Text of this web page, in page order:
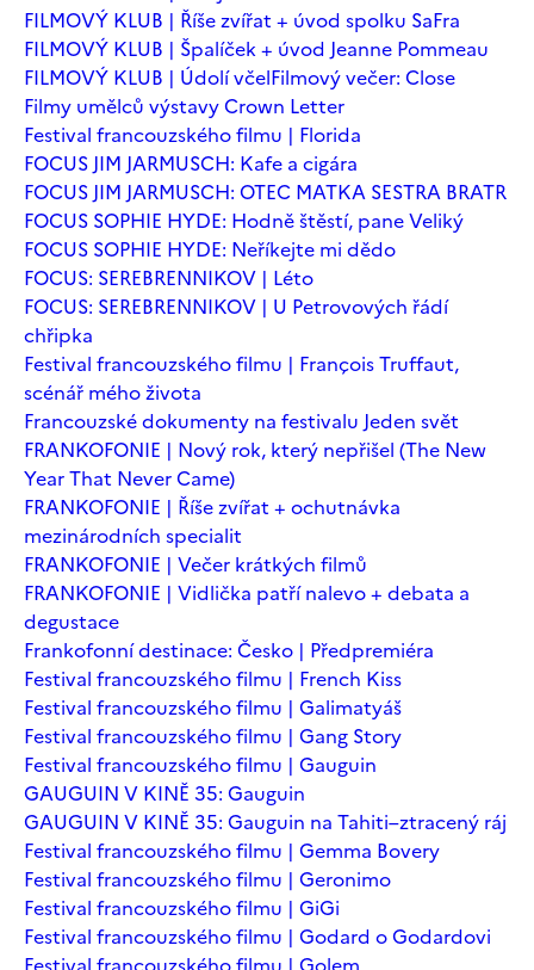
FILMOVÝ KLUB | Říše zvířat + úvod spolku SaFra
FILMOVÝ KLUB | Špalíček + úvod Jeanne Pommeau
FILMOVÝ KLUB | Údolí včelFilmový večer: Close
Filmy umělců výstavy Crown Letter
Festival francouzského filmu | Florida
FOCUS JIM JARMUSCH: Kafe a cigára
FOCUS JIM JARMUSCH: OTEC MATKA SESTRA BRATR
FOCUS SOPHIE HYDE: Hodně štěstí, pane Veliký
FOCUS SOPHIE HYDE: Neříkejte mi dědo
FOCUS: SEREBRENNIKOV | Léto
FOCUS: SEREBRENNIKOV | U Petrovových řádí
chřipka
Festival francouzského filmu | François Truffaut,
scénář mého života
Francouzské dokumenty na festivalu Jeden svět
FRANKOFONIE | Nový rok, který nepřišel (The New
Year That Never Came)
FRANKOFONIE | Říše zvířat + ochutnávka
mezinárodních specialit
FRANKOFONIE | Večer krátkých filmů
FRANKOFONIE | Vidlička patří nalevo + debata a
degustace
Frankofonní destinace: Česko | Předpremiéra
Festival francouzského filmu | French Kiss
Festival francouzského filmu | Galimatyáš
Festival francouzského filmu | Gang Story
Festival francouzského filmu | Gauguin
GAUGUIN V KINĚ 35: Gauguin
GAUGUIN V KINĚ 35: Gauguin na Tahiti–ztracený ráj
Festival francouzského filmu | Gemma Bovery
Festival francouzského filmu | Geronimo
Festival francouzského filmu | GiGi
Festival francouzského filmu | Godard o Godardovi